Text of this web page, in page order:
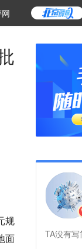
规
面
TA没有